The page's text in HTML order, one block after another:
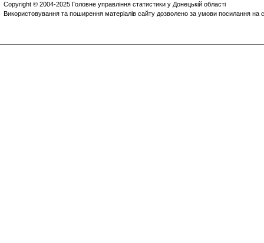
Copyright © 2004-2025 Головне управління статистики у Донецькій області
Використовування та поширення матеріалів сайту дозволено за умови посилання на